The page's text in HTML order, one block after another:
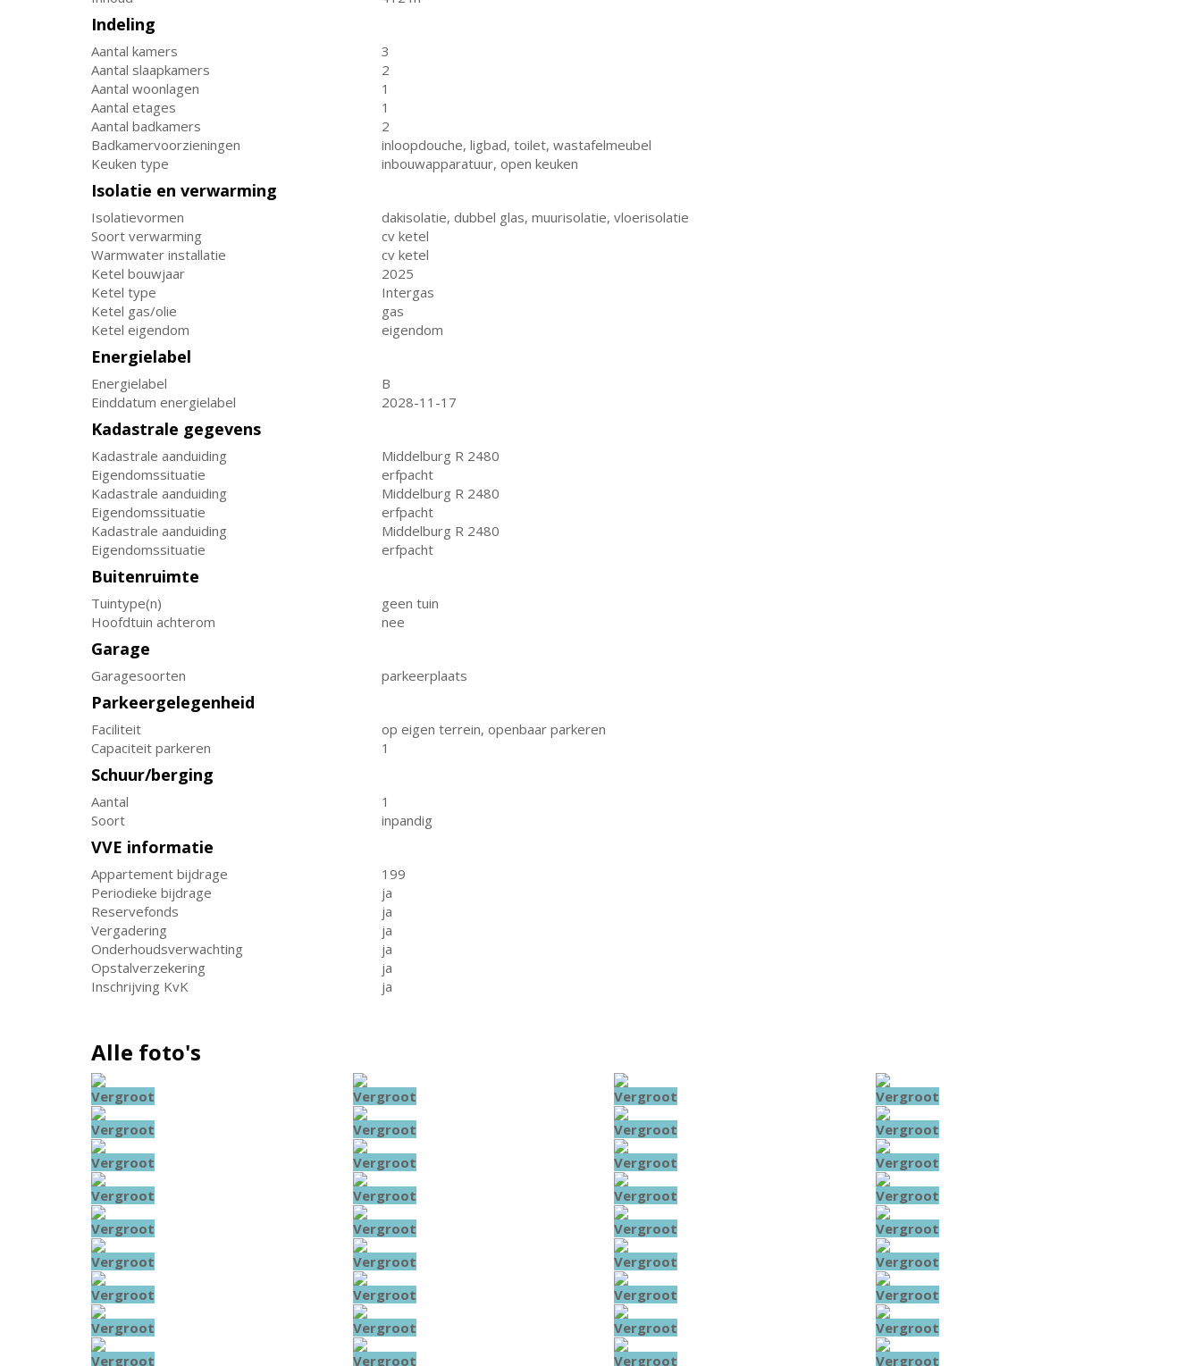
Indeling
Aantal kamers
3
Aantal slaapkamers
2
Aantal woonlagen
1
Aantal etages
1
Aantal badkamers
2
Badkamervoorzieningen
inloopdouche, ligbad, toilet, wastafelmeubel
Keuken type
inbouwapparatuur, open keuken
Isolatie en verwarming
Isolatievormen
dakisolatie, dubbel glas, muurisolatie, vloerisolatie
Soort verwarming
cv ketel
Warmwater installatie
cv ketel
Ketel bouwjaar
2025
Ketel type
Intergas
Ketel gas/olie
gas
Ketel eigendom
eigendom
Energielabel
Energielabel
B
Einddatum energielabel
2028-11-17
Kadastrale gegevens
Kadastrale aanduiding
Middelburg R 2480
Eigendomssituatie
erfpacht
Kadastrale aanduiding
Middelburg R 2480
Eigendomssituatie
erfpacht
Kadastrale aanduiding
Middelburg R 2480
Eigendomssituatie
erfpacht
Buitenruimte
Tuintype(n)
geen tuin
Hoofdtuin achterom
nee
Garage
Garagesoorten parkeerplaats
Parkeergelegenheid
Faciliteit
op eigen terrein, openbaar parkeren
Capaciteit parkeren
1
Schuur/berging
Aantal
1
Soort
inpandig
VVE informatie
Appartement bijdrage
199
Periodieke bijdrage
ja
Reservefonds
ja
Vergadering
ja
Onderhoudsverwachting
ja
Opstalverzekering
ja
Inschrijving KvK
ja
Alle foto's
Vergroot Vergroot Vergroot
Vergroot
Vergroot
Vergroot Vergroot
Vergroot
Vergroot
Vergroot Vergroot
Vergroot
Vergroot
Vergroot Vergroot
Vergroot
Vergroot
Vergroot Vergroot
Vergroot
Vergroot
Vergroot Vergroot
Vergroot
Vergroot
Vergroot Vergroot
Vergroot
Vergroot
Vergroot Vergroot
Vergroot
Vergroot
Vergroot Vergroot Vergroot